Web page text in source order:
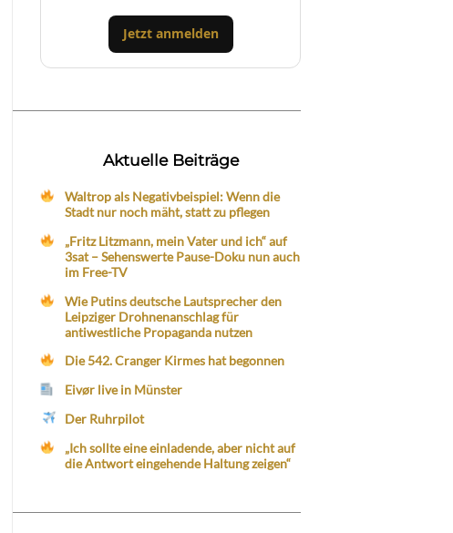
Jetzt anmelden
Aktuelle Beiträge
Waltrop als Negativbeispiel: Wenn die
Stadt nur noch mäht, statt zu pflegen
„Fritz Litzmann, mein Vater und ich“ auf
3sat – Sehenswerte Pause-Doku nun auch
im Free-TV
Wie Putins deutsche Lautsprecher den
Leipziger Drohnenanschlag für
antiwestliche Propaganda nutzen
Die 542. Cranger Kirmes hat begonnen
Eivør live in Münster
Der Ruhrpilot
„Ich sollte eine einladende, aber nicht auf
die Antwort eingehende Haltung zeigen“